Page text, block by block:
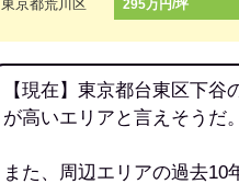
東京都荒川区 295万円/坪
【現在】東京都台東区下谷
が高いエリアと言えそうだ。
また、周辺エリアの過去10